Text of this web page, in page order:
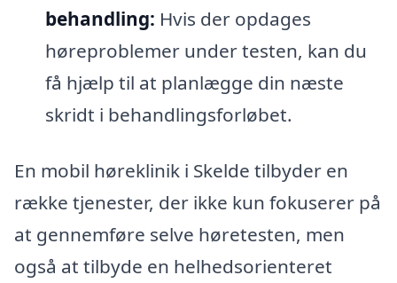
behandling: Hvis der opdages
høreproblemer under testen, kan du
få hjælp til at planlægge din næste
skridt i behandlingsforløbet.
En mobil høreklinik i Skelde tilbyder en
række tjenester, der ikke kun fokuserer på
at gennemføre selve høretesten, men
også at tilbyde en helhedsorienteret